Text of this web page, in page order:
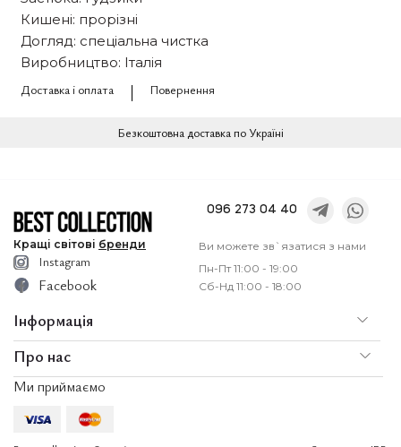
Кишені: прорізні
Догляд: спеціальна чистка
Виробництво: Італія
Доставка і оплата
Повернення
Безкоштовна доставка по Україні
Кращі світові бренди
096 273 04 40
Ви можете зв`язатися з нами
Пн-Пт 11:00 - 19:00
Сб-Нд 11:00 - 18:00
Про нас
Послуги
Інформація
Доставка і оплата
Instagram
Facebook
Ми приймаємо